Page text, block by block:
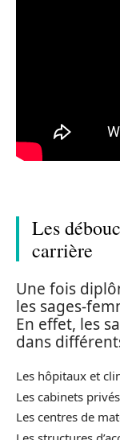
Les
carrière
Une fois
les sages-
En effet, les
dans
Les hôpitaux et
Les cabinets
Les centres de